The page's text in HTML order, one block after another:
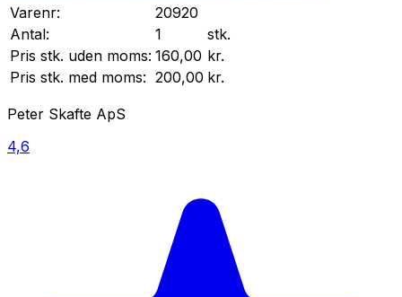
Varenr:
20920
Antal:
1
stk.
Pris stk. uden moms: 160,00 kr.
Pris stk. med moms: 200,00 kr.
Peter Skafte ApS
4,6